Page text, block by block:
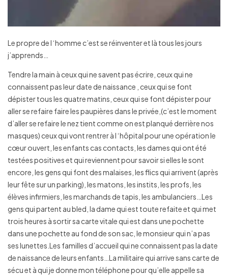
Le propre de l ‘homme c’est se réinventer et là tous les jours
j’apprends…
Tendre la main à ceux qui ne savent pas écrire, ceux qui ne
connaissent pas leur date de naissance , ceux qui se font
dépister tous les quatre matins, ceux qui se font dépister pour
aller se refaire faire les paupières dans le privée,(c’est le moment
d’aller se refaire le nez tient comme on est planqué derrière nos
masques) ceux qui vont rentrer à l ‘hôpital pour une opération le
cœur ouvert, les enfants cas contacts, les dames qui ont été
testées positives et qui reviennent pour savoir si elles le sont
encore, les gens qui font des malaises, les flics qui arrivent (après
leur fête sur un parking), les matons, les instits, les profs, les
élèves infirmiers, les marchands de tapis, les ambulanciers…Les
gens qui partent au bled, la dame qui est toute refaite et qui met
trois heures à sortir sa carte vitale qui est dans une pochette
dans une pochette au fond de son sac, le monsieur qui n’a pas
ses lunettes.Les familles d’accueil qui ne connaissent pas la date
de naissance de leurs enfants…La militaire qui arrive sans carte de
sécu et à qui je donne mon téléphone pour qu’elle appelle sa